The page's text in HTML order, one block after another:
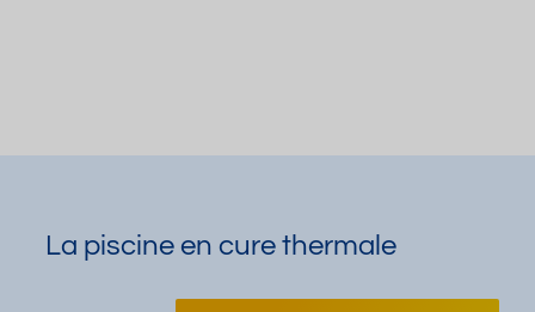
La piscine en cure thermale